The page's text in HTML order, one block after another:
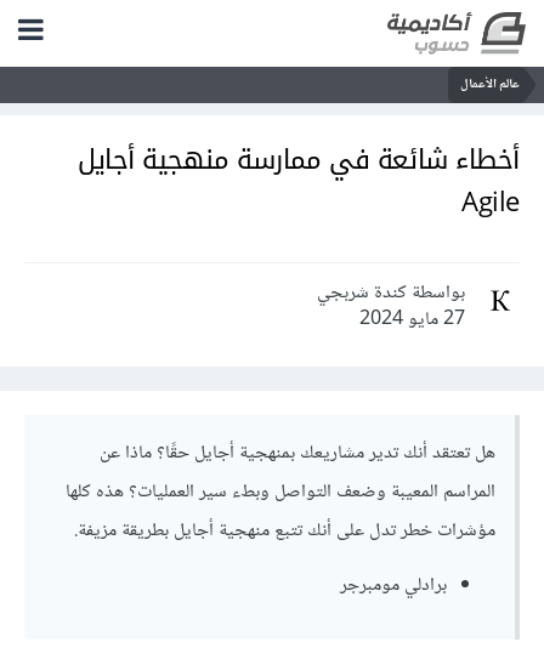
عالم الأعمال
أخطاء شائعة في ممارسة منهجية أجايل
Agile
بواسطة كندة شربجي
27 مايو 2024
هل تعتقد أنك تدير مشاريعك بمنهجية أجايل حقًا؟ ماذا عن
المراسم المعيبة وضعف التواصل وبطء سير العمليات؟ هذه كلها
مؤشرات خطر تدل على أنك تتبع منهجية أجايل بطريقة مزيفة.
برادلي مومبرجر